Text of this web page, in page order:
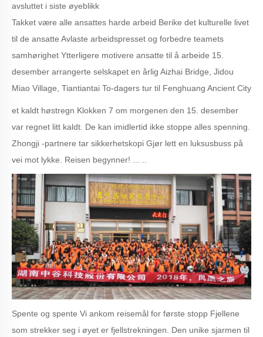
avsluttet i siste øyeblikk
Takket være alle ansattes harde arbeid Berike det kulturelle livet
til de ansatte Avlaste arbeidspresset og forbedre teamets
samhørighet Ytterligere motivere ansatte til å arbeide 15.
desember arrangerte selskapet en årlig Aizhai Bridge, Jidou
Miao Village, Tiantiantai To-dagers tur til Fenghuang Ancient City
et kaldt høstregn Klokken 7 om morgenen den 15. desember
var regnet litt kaldt. De kan imidlertid ikke stoppe alles spenning.
Zhongji -partnere tar sikkerhetskopi Gjør lett en luksusbuss på
vei mot lykke. Reisen begynner! ... ..
Spente og spente Vi ankom reisemål for første stopp Fjellene
som strekker seg i øyet er fjellstrekningen. Den unike sjarmen til